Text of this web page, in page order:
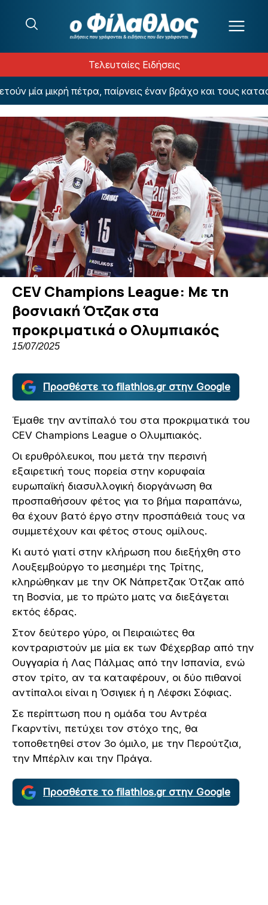
Τελευταίες Ειδήσεις
μικρή πέτρα, παίρνεις έναν βράχο και τους
CEV Champions League: Με τη
βοσνιακή Ότζακ στα
προκριματικά ο Ολυμπιακός
15/07/2025
Προσθέστε το filathlos.gr στην Google
Έμαθε την αντίπαλό του στα προκριματικά του
CEV Champions League o Ολυμπιακός.
Οι ερυθρόλευκοι, που μετά την περσινή
εξαιρετική τους πορεία στην κορυφαία
ευρωπαϊκή διασυλλογική διοργάνωση θα
προσπαθήσουν φέτος για το βήμα παραπάνω,
θα έχουν βατό έργο στην προσπάθειά τους να
συμμετέχουν και φέτος στους ομίλους.
Κι αυτό γιατί στην κλήρωση που διεξήχθη στο
Λουξεμβούργο το μεσημέρι της Τρίτης,
κληρώθηκαν με την OK Nάπρετζακ Ότζακ από
τη Βοσνία, με το πρώτο ματς να διεξάγεται
εκτός έδρας.
Στον δεύτερο γύρο, οι Πειραιώτες θα
κοντραριστούν με μία εκ των Φέχερβαρ από την
Ουγγαρία ή Λας Πάλμας από την Ισπανία, ενώ
στον τρίτο, αν τα καταφέρουν, οι δύο πιθανοί
αντίπαλοι είναι η Όσιγιεκ ή η Λέφσκι Σόφιας.
Σε περίπτωση που η ομάδα του Αντρέα
Γκαρντίνι, πετύχει τον στόχο της, θα
τοποθετηθεί στον 3ο όμιλο, με την Περούτζια,
την Μπέρλιν και την Πράγα.
Προσθέστε το filathlos.gr στην Google